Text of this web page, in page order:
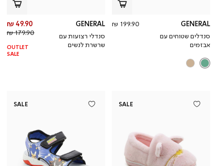
GENERAL
סנדלים שטוחים עם
אבזמים
מחיר
199.90 ₪
GENERAL
סנדלי רצועות עם
שרשרת לנשים
49.90 ₪
179.90 ₪
OUTLET
SALE
SALE
SALE